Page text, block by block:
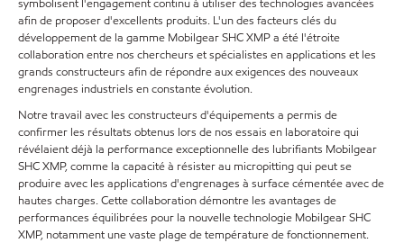
symbolisent l'engagement continu à utiliser des technologies avancées
afin de proposer d'excellents produits. L'un des facteurs clés du
développement de la gamme Mobilgear SHC XMP a été l'étroite
collaboration entre nos chercheurs et spécialistes en applications et les
grands constructeurs afin de répondre aux exigences des nouveaux
engrenages industriels en constante évolution.
Notre travail avec les constructeurs d'équipements a permis de
confirmer les résultats obtenus lors de nos essais en laboratoire qui
révélaient déjà la performance exceptionnelle des lubrifiants Mobilgear
SHC XMP, comme la capacité à résister au micropitting qui peut se
produire avec les applications d'engrenages à surface cémentée avec de
hautes charges. Cette collaboration démontre les avantages de
performances équilibrées pour la nouvelle technologie Mobilgear SHC
XMP, notamment une vaste plage de température de fonctionnement.